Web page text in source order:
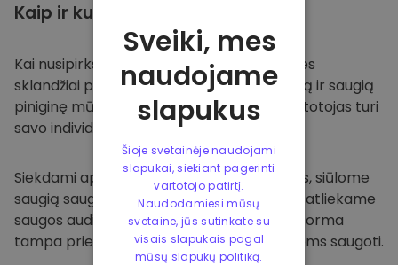
Kaip ir kur
Kai nusipirksite Kriptomat platformoje
, mes
sklandžiai pervesime valiutą į jūsų specialią ir saugią
piniginę mūsų platformoje. Kiekvienas vartotojas turi
savo individualią piniginę.
Siekdami apsaugoti savo klientus ir jų lėšas, siūlome
saugią saugyklą neprisijungus ir reguliariai atliekame
saugos auditus. Dėl šio požiūrio mūsų platforma
tampa prieglobsčiu ir kitoms kriptovaliutoms saugoti.
Sveiki, mes
naudojame
slapukus
Šioje svetainėje naudojami
slapukai, siekiant pagerinti
vartotojo patirtį.
Naudodamiesi mūsų
svetaine, jūs sutinkate su
visais slapukais pagal
mūsų slapukų politiką.